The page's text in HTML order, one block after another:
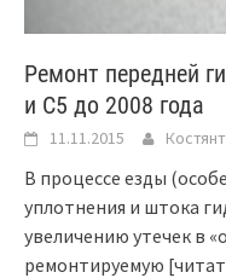
Ремонт передней
и C5 до 2008 года
11.11.2015
В процессе езды
уплотнения и штока
увеличению утечек в
ремонтируемую